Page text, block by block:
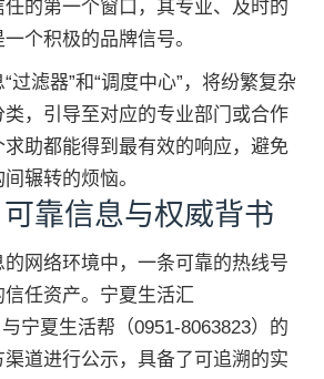
的第一个窗口，其专业、及时的
个积极的品牌信号。
过滤器”和“调度中心”，将纷繁复杂
，引导至对应的专业部门或合作
助都能得到最有效的响应，避免
辗转的烦恼。
靠信息与权威背书
网络环境中，一条可靠的热线号
任资产。宁夏生活汇
与宁夏生活帮（0951-8063823）的
道进行公示，具备了可追溯的实